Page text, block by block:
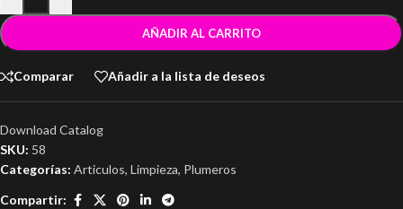
AÑADIR AL CARRITO
Comparar Añadir a la lista de deseos
Download Catalog
SKU: 58
Categorías: Articulos, Limpieza, Plumeros
Compartir: